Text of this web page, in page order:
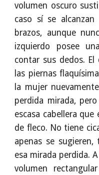
volumen oscuro
caso sí se
brazos, aunque
izquierdo posee
contar sus dedos.
las piernas
la mujer
perdida mirada,
escasa cabellera
de fleco. No tiene
apenas se
esa mirada perdida.
volumen